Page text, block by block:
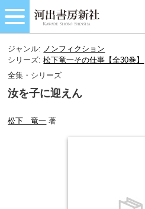
ジャンル: ノンフィクション
シリーズ:松下竜一その仕事【全30巻】
全集・シリーズ
汝を子に迎えん
松下 竜一 著